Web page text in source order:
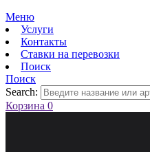
Меню
Услуги
Контакты
Ставки на перевозки
Поиск
Поиск
Search:
Корзина 0